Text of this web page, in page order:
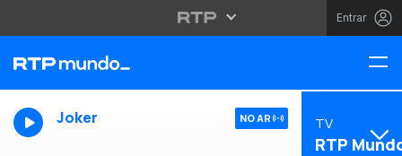
Entrar
Joker NO AR TV
RTP